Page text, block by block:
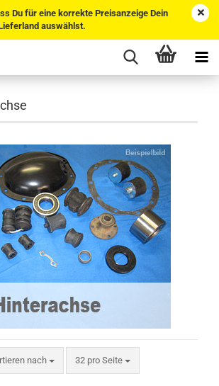
Du für eine korrekte Preisanzeige Dein
auswählst.
nach
nach 32 pro Seite
pro Seite